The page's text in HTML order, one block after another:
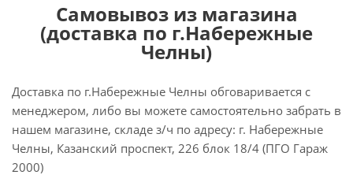
Самовывоз из магазина
(доставка по г.Набережные
Челны)
Доставка по г.Набережные Челны обговаривается с
менеджером, либо вы можете самостоятельно забрать в
нашем магазине, складе з/ч по адресу: г. Набережные
Челны, Казанский проспект, 226 блок 18/4 (ПГО Гараж
2000)